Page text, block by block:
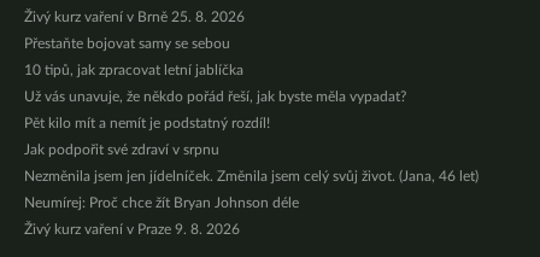
Živý kurz vaření v Brně 25. 8. 2026
Přestaňte bojovat samy se sebou
10 tipů, jak zpracovat letní jablíčka
Už vás unavuje, že někdo pořád řeší, jak byste měla vypadat?
Pět kilo mít a nemít je podstatný rozdíl!
Jak podpořit své zdraví v srpnu
Nezměnila jsem jen jídelníček. Změnila jsem celý svůj život. (Jana, 46 let)
Neumírej: Proč chce žít Bryan Johnson déle
Živý kurz vaření v Praze 9. 8. 2026